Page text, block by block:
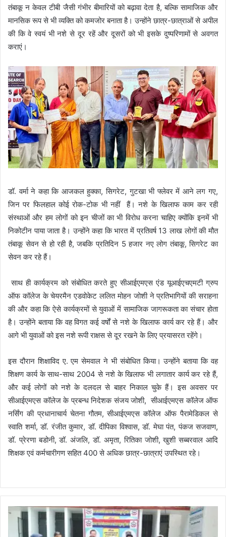
तंबाकू न केवल टीबी जैसी गंभीर बीमारियों को बढ़ावा देता है, बल्कि सामाजिक और
मानसिक रूप से भी व्यक्ति को कमजोर बनाता है। उन्होंने छात्र-छात्राओं से अपील
की कि वे स्वयं भी नशे से दूर रहें और दूसरों को भी इसके दुष्परिणामों से अवगत
कराएं।
डॉ. वर्मा ने कहा कि आजकल हुक्का, सिगरेट, गुटखा भी फ्लेवर में आने लग गए,
जिन पर फिलहाल कोई रोक-टोक भी नहीं हैं। नशे के खिलाफ काम कर रही
संस्थाओं और हम लोगों को इन चीजों का भी विरोध करना चाहिए क्योंकि इनमें भी
निकोटीन पाया जाता है। उन्होंने कहा कि भारत में प्रतिवर्ष 13 लाख लोगों की मौत
तंबाकू सेवन से हो रही है, जबकि प्रतिदिन 5 हजार नए लोग तंबाकू, सिगरेट का
सेवन कर रहे हैं।
साथ ही कार्यक्रम को संबोधित करते हुए सीआईएमएस एंड यूआईएचएमटी ग्रुप
ऑफ कॉलेज के चेयरमैन एडवोकेट ललित मोहन जोशी ने प्रतिभागियों की सराहना
की और कहा कि ऐसे कार्यक्रमों से युवाओं में सामाजिक जागरूकता का संचार होता
है। उन्होंने बताया कि वह विगत कई वर्षों से नशे के खिलाफ कार्य कर रहे हैं। और
आगे भी युवाओं को इस नशे रूपी राक्षस से दूर रखने के लिए प्रयासरत रहेंगे।
इस दौरान शिक्षाविद ए. एम सेमवाल ने भी संबोधित किया। उन्होंने बताया कि वह
शिक्षण कार्य के साथ-साथ 2004 से नशे के खिलाफ भी लगातार कार्य कर रहे हैं,
और कई लोगों को नशे के दलदल से बाहर निकाल चुके हैं। इस अवसर पर
सीआईएमएस कॉलेज के प्रबन्ध निदेशक संजय जोशी, सीआईएमएस कॉलेज ऑफ
नर्सिंग की प्रधानाचार्य चेतना गौतम, सीआईएमएस कॉलेज ऑफ पैरामेडिकल से
स्वाति शर्मा, डॉ. रंजीत कुमार, डॉ. दीपिका विश्वास, डॉ. मेघा पंत, पंकज सजवाण,
डॉ. प्रेरणा बडोनी, डॉ. अंजलि, डॉ. अमृता, रितिका जोशी, खुशी सब्बरवाल आदि
शिक्षक एवं कर्मचारीगण सहित 400 से अधिक छात्र-छात्राएं उपस्थित रहे।